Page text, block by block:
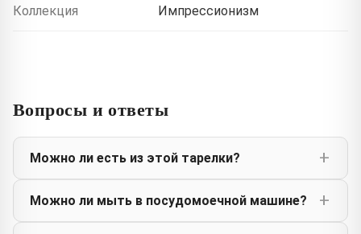
Коллекция Импрессионизм
Вопросы и ответы
Можно ли есть из этой тарелки?
Можно ли мыть в посудомоечной машине?